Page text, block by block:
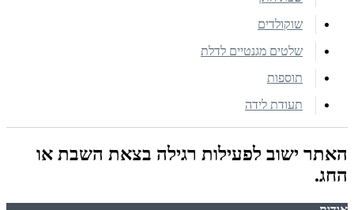
שוקולדים
שלטים מגנטיים לדלת
תוספות
תעודת לידה
האתר ישוב לפעילות רגילה בצאת השבת או
החג.